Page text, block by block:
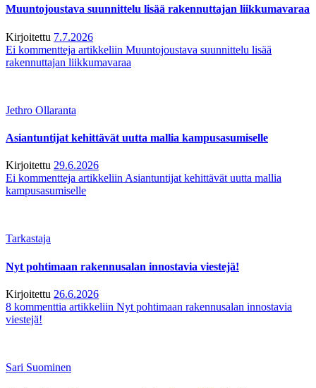
Muuntojoustava suunnittelu lisää rakennuttajan liikkumavaraa
Kirjoitettu 7.7.2026
Ei kommentteja artikkeliin Muuntojoustava suunnittelu lisää
rakennuttajan liikkumavaraa
Jethro Ollaranta
Asiantuntijat kehittävät uutta mallia kampusasumiselle
Kirjoitettu 29.6.2026
Ei kommentteja artikkeliin Asiantuntijat kehittävät uutta mallia
kampusasumiselle
Tarkastaja
Nyt pohtimaan rakennusalan innostavia viestejä!
Kirjoitettu 26.6.2026
8 kommenttia artikkeliin Nyt pohtimaan rakennusalan innostavia
viestejä!
Sari Suominen